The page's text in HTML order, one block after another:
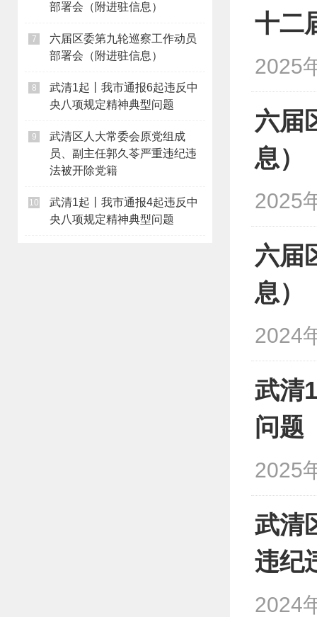
部署会（附进驻信息）
7
六届区委第九轮巡察工作动员
部署会（附进驻信息）
8
武清1起丨我市通报6起违反中
央八项规定精神典型问题
9
武清区人大常委会原党组成
员、副主任郭久苓严重违纪违
法被开除党籍
10
武清1起丨我市通报4起违反中
央八项规定精神典型问题
十二
2025
六届
息）
2025
六届
息）
2024
武清
问题
2025
武清
违纪
2024